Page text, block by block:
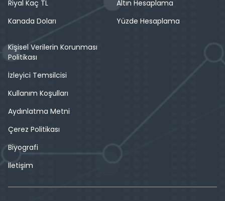
Riyal Kaç TL
Kanada Doları
Altın Hesaplama
Yüzde Hesaplama
Kişisel Verilerin Korunması
Politikası
İzleyici Temsilcisi
Kullanım Koşulları
Aydınlatma Metni
Çerez Politikası
Biyografi
İletişim